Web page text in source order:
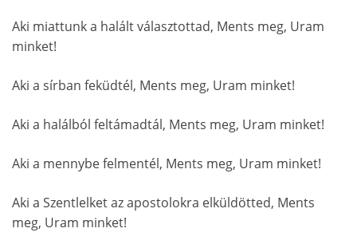
Aki miattunk a halált választottad, Ments meg, Uram
minket!
Aki a sírban feküdtél, Ments meg, Uram minket!
Aki a halálból feltámadtál, Ments meg, Uram minket!
Aki a mennybe felmentél, Ments meg, Uram minket!
Aki a Szentlelket az apostolokra elküldötted, Ments
meg, Uram minket!